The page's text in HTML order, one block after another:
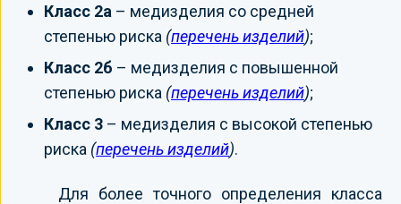
Класс 2а – медизделия со средней
степенью риска (перечень изделий);
Класс 2б – медизделия с повышенной
степенью риска (перечень изделий);
Класс 3 – медизделия с высокой степенью
риска (перечень изделий).
Для более точного определения класса